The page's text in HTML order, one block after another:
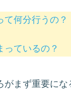
て何分行うの？
っているの？
がまず重要に